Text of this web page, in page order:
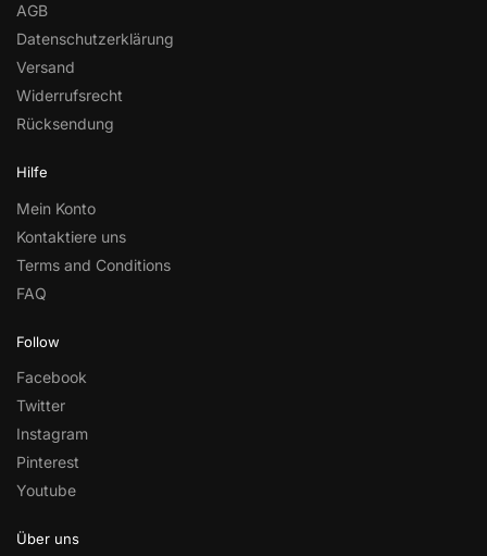
AGB
Datenschutzerklärung
Versand
Widerrufsrecht
Rücksendung
Hilfe
Mein Konto
Kontaktiere uns
Terms and Conditions
FAQ
Follow
Facebook
Twitter
Instagram
Pinterest
Youtube
Über uns